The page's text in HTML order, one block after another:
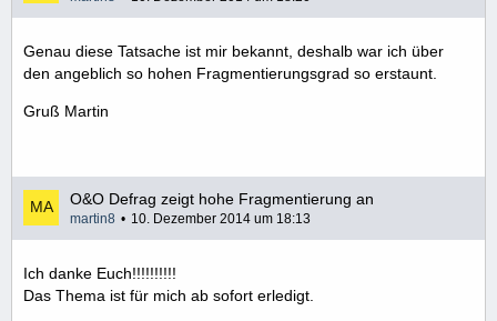
Genau diese Tatsache ist mir bekannt, deshalb war ich über
den angeblich so hohen Fragmentierungsgrad so erstaunt.
Gruß Martin
O&O Defrag zeigt hohe Fragmentierung an
martin8 10. Dezember 2014 um 18:13
Ich danke Euch!!!!!!!!!!
Das Thema ist für mich ab sofort erledigt.